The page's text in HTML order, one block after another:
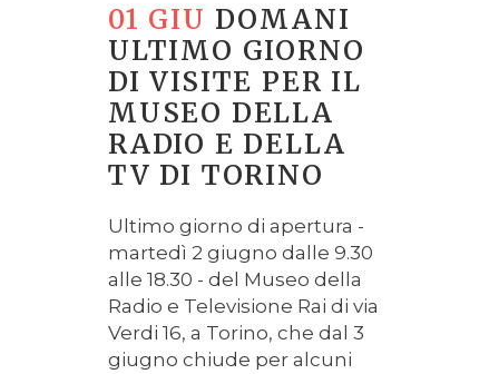
01 GIU DOMANI
ULTIMO GIORNO
DI VISITE PER IL
MUSEO DELLA
RADIO E DELLA
TV DI TORINO
Ultimo giorno di apertura -
martedì 2 giugno dalle 9.30
alle 18.30 - del Museo della
Radio e Televisione Rai di via
Verdi 16, a Torino, che dal 3
giugno chiude per alcuni